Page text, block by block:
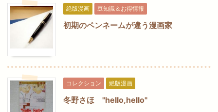
絶版漫画 豆知識＆お得情報
初期のペンネームが違う漫画家
コレクション 絶版漫画
冬野さほ "hello,hello"